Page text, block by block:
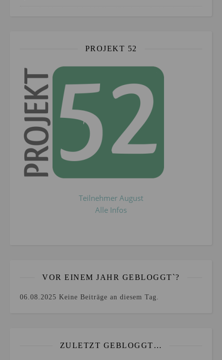
PROJEKT 52
Teilnehmer August
Alle Infos
VOR EINEM JAHR GEBLOGGT`?
06.08.2025 Keine Beiträge an diesem Tag.
ZULETZT GEBLOGGT…